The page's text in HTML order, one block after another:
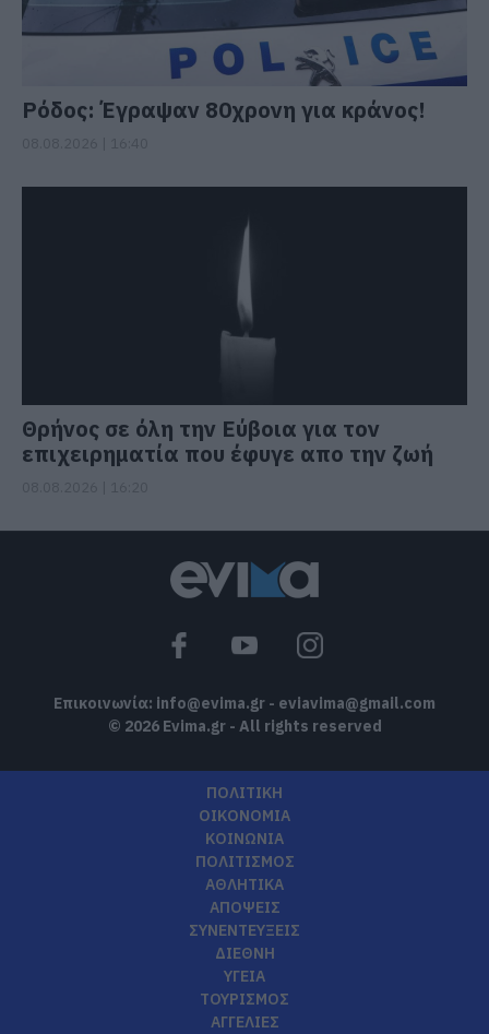
Ρόδος: Έγραψαν 80χρονη για κράνος!
Θρήνος σε όλη την Εύβοια για τον
επιχειρηματία που έφυγε απο την ζωή
Επικοινωνία: info@evima.gr - eviavima@gmail.com
© 2026 Evima.gr - All rights reserved
ΠΟΛΙΤΙΚΗ
ΟΙΚΟΝΟΜΙΑ
ΚΟΙΝΩΝΙΑ
ΠΟΛΙΤΙΣΜΟΣ
ΑΘΛΗΤΙΚΑ
ΑΠΟΨΕΙΣ
ΣΥΝΕΝΤΕΥΞΕΙΣ
ΔΙΕΘΝΗ
ΥΓΕΙΑ
ΤΟΥΡΙΣΜΟΣ
ΑΓΓΕΛΙΕΣ